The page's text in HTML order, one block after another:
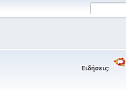
Ειδήσεις: